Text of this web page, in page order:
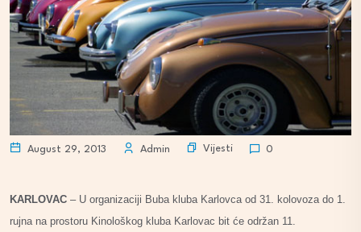
August 29, 2013 Admin Vijesti 0
KARLOVAC – U organizaciji Buba kluba Karlovca od 31. kolovoza do 1.
rujna na prostoru Kinološkog kluba Karlovac bit će održan 11.